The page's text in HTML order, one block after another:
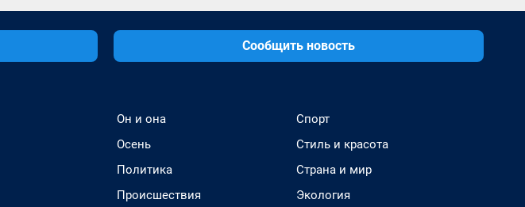
Сообщить новость
Он и она
Осень
Политика
Происшествия
Спорт
Стиль и красота
Страна и мир
Экология